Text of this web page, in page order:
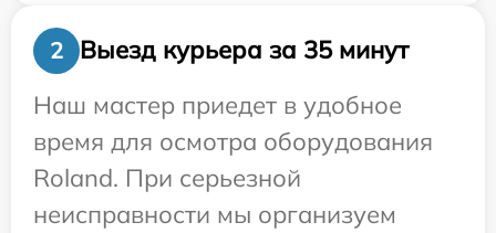
2
Выезд курьера за 35 минут
Наш мастер приедет в удобное
время для осмотра оборудования
Roland. При серьезной
неисправности мы организуем